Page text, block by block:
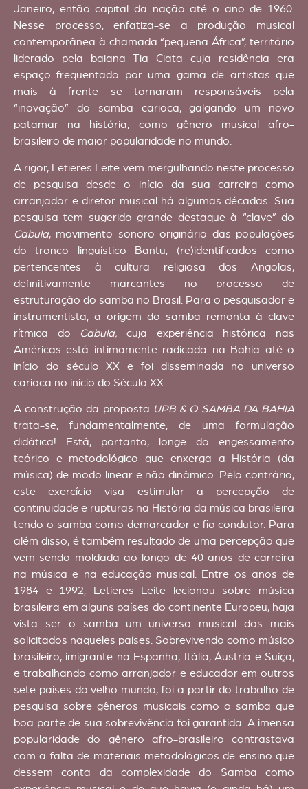
Janeiro, então capital da nação até o ano de 1960.
Nesse processo, enfatiza-se a produção musical
contemporânea à chamada “pequena África”, território
liderado pela baiana Tia Ciata cuja residência era
espaço frequentado por uma gama de artistas que
mais à frente se tornaram responsáveis pela
“inovação” do samba carioca, galgando um novo
patamar na história, como gênero musical afro-
brasileiro de maior popularidade no mundo.
A rigor, Letieres Leite vem mergulhando neste processo
de pesquisa desde o início da sua carreira como
arranjador e diretor musical há algumas décadas. Sua
pesquisa tem sugerido grande destaque à “clave” do
Cabula, movimento sonoro originário das populações
do tronco linguístico Bantu, (re)identificados como
pertencentes à cultura religiosa dos Angolas,
definitivamente marcantes no processo de
estruturação do samba no Brasil. Para o pesquisador e
instrumentista, a origem do samba remonta à clave
rítmica do Cabula, cuja experiência histórica nas
Américas está intimamente radicada na Bahia até o
início do século XX e foi disseminada no universo
carioca no início do Século XX.
A construção da proposta UPB & O SAMBA DA BAHIA
trata-se, fundamentalmente, de uma formulação
didática! Está, portanto, longe do engessamento
teórico e metodológico que enxerga a História (da
música) de modo linear e não dinâmico. Pelo contrário,
este exercício visa estimular a percepção de
continuidade e rupturas na História da música brasileira
tendo o samba como demarcador e fio condutor. Para
além disso, é também resultado de uma percepção que
vem sendo moldada ao longo de 40 anos de carreira
na música e na educação musical. Entre os anos de
1984 e 1992, Letieres Leite lecionou sobre música
brasileira em alguns países do continente Europeu, haja
vista ser o samba um universo musical dos mais
solicitados naqueles países. Sobrevivendo como músico
brasileiro, imigrante na Espanha, Itália, Áustria e Suíça,
e trabalhando como arranjador e educador em outros
sete países do velho mundo, foi a partir do trabalho de
pesquisa sobre gêneros musicais como o samba que
boa parte de sua sobrevivência foi garantida. A imensa
popularidade do gênero afro-brasileiro contrastava
com a falta de materiais metodológicos de ensino que
dessem conta da complexidade do Samba como